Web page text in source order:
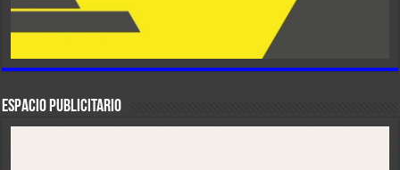
ESPACIO PUBLICITARIO